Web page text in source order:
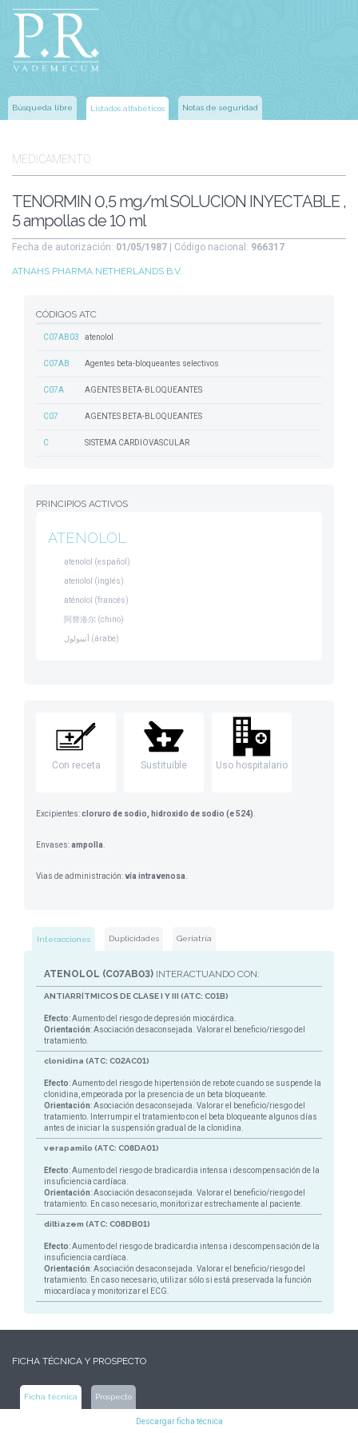
Búsqueda libre Listados alfabéticos Notas de seguridad
MEDICAMENTO
TENORMIN 0,5 mg/ml SOLUCION INYECTABLE ,
5 ampollas de 10 ml
Fecha de autorización: 01/05/1987 | Código nacional: 966317
ATNAHS PHARMA NETHERLANDS B.V.
CÓDIGOS ATC
C07AB03 atenolol
C07AB Agentes beta-bloqueantes selectivos
C07A AGENTES BETA-BLOQUEANTES
C07 AGENTES BETA-BLOQUEANTES
C SISTEMA CARDIOVASCULAR
PRINCIPIOS ACTIVOS
ATENOLOL
atenolol (español)
atenolol (inglés)
aténolol (francés)
阿替洛尔 (chino)
أتينولول (árabe)
Con receta Sustituible Uso hospitalario
Excipientes:cloruro de sodio, hidroxido de sodio (e 524)
Envases:ampolla
Vias de administración:vía intravenosa
Interacciones Duplicidades Geriatría
ATENOLOL (C07AB03) INTERACTUANDO CON:
ANTIARRÍTMICOS DE CLASE I Y III (ATC: C01B)
Efecto: Aumento del riesgo de depresión miocárdica.
Orientación: Asociación desaconsejada. Valorar el beneficio/riesgo del
tratamiento.
clonidina (ATC: C02AC01)
Efecto: Aumento del riesgo de hipertensión de rebote cuando se suspende la
clonidina, empeorada por la presencia de un beta bloqueante.
Orientación: Asociación desaconsejada. Valorar el beneficio/riesgo del
tratamiento. Interrumpir el tratamiento con el beta bloqueante algunos días
antes de iniciar la suspensión gradual de la clonidina.
verapamilo (ATC: C08DA01)
Efecto: Aumento del riesgo de bradicardia intensa i descompensación de la
insuficiencia cardíaca.
Orientación: Asociación desaconsejada. Valorar el beneficio/riesgo del
tratamiento. En caso necesario, monitorizar estrechamente al paciente.
diltiazem (ATC: C08DB01)
Efecto: Aumento del riesgo de bradicardia intensa i descompensación de la
insuficiencia cardíaca.
Orientación: Asociación desaconsejada. Valorar el beneficio/riesgo del
tratamiento. En caso necesario, utilizar sólo si está preservada la función
miocardíaca y monitorizar el ECG.
FICHA TÉCNICA Y PROSPECTO
Ficha técnica Prospecto
Descargar ficha técnica